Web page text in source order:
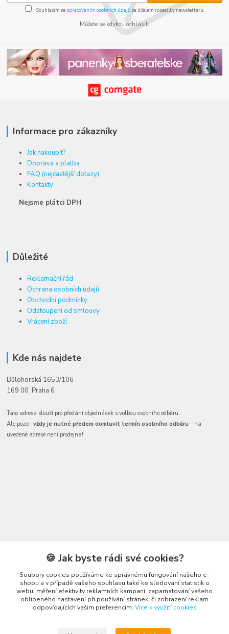
Souhlasím se zpracováním osobních údajůza účelem rozesílky newsletteru.
Můžete se kdykoli odhlásit.
Informace pro zákazníky
Jak nakoupit?
Doprava a platba
FAQ (nejčastější dotazy)
Kontakty
Nejsme plátci DPH
Důležité
Reklamační řád
Ochrana osobních údajů
Obchodní podmínky
Odstoupení od smlouvy
Vrácení zboží
Kde nás najdete
Bělohorská 1653/106
169 00 Praha 6
Tato adresa slouží pro předání objednávek s volbou osobního odběru.
Ale pozor,vždy je nutné předem domluvit termín osobního odběru - na
uvedené adrese není prodejna!
Honza Adámek
+420 775 231 066
(Po-Ne, 9-21 hod.)
🍪 Jak byste rádi své cookies?
Soubory cookies používáme ke správnému fungování našeho e-
shopu a v případě vašeho souhlasu také ke sledování statistik o
webu, měření efektivity reklamních kampaní, zapamatování vašeho
oblíbeného nastavení při používání stránek, či zobrazení reklam
odpovídajících vašim preferencím. Více k využití cookies